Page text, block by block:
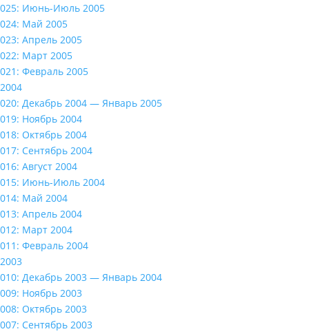
025: Июнь-Июль 2005
024: Май 2005
023: Апрель 2005
022: Март 2005
021: Февраль 2005
2004
020: Декабрь 2004 — Январь 2005
019: Ноябрь 2004
018: Октябрь 2004
017: Сентябрь 2004
016: Август 2004
015: Июнь-Июль 2004
014: Май 2004
013: Апрель 2004
012: Март 2004
011: Февраль 2004
2003
010: Декабрь 2003 — Январь 2004
009: Ноябрь 2003
008: Октябрь 2003
007: Сентябрь 2003